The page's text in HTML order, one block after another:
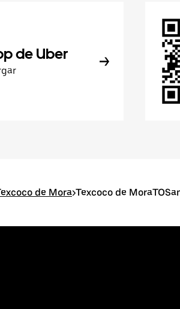
de Uber
de Mora>Texcoco de